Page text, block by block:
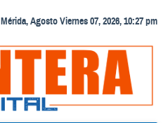
Mérida, Agosto Viernes 07, 2026, 10:27 pm